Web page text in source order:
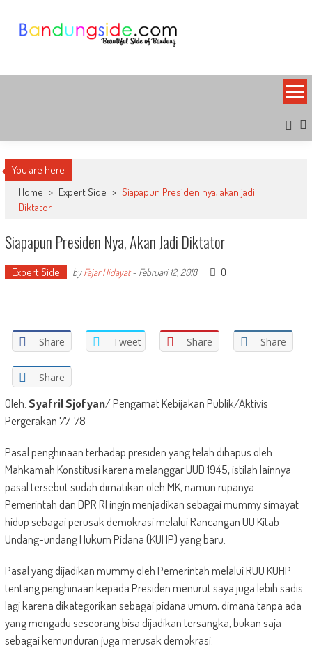
content
You are here
Home > Expert Side > Siapapun Presiden nya, akan jadi
Diktator
Siapapun Presiden Nya, Akan Jadi Diktator
Expert Side byFajar Hidayat- Februari 12, 2018 0
Share Tweet Share Share
Share
Oleh:Syafril Sjofyan/ Pengamat Kebijakan Publik/Aktivis
Pergerakan 77-78
Pasal penghinaan terhadap presiden yang telah dihapus oleh
Mahkamah Konstitusi karena melanggar UUD 1945, istilah lainnya
pasal tersebut sudah dimatikan oleh MK, namun rupanya
Pemerintah dan DPR RI ingin menjadikan sebagai mummy simayat
hidup sebagai perusak demokrasi melalui Rancangan UU Kitab
Undang-undang Hukum Pidana (KUHP) yang baru.
Pasal yang dijadikan mummy oleh Pemerintah melalui RUU KUHP
tentang penghinaan kepada Presiden menurut saya juga lebih sadis
lagi karena dikategorikan sebagai pidana umum, dimana tanpa ada
yang mengadu seseorang bisa dijadikan tersangka, bukan saja
sebagai kemunduran juga merusak demokrasi.